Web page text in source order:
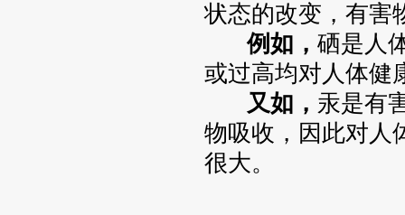
状态的改变，有害
例如， 硒是人
或过高均对人体健
又如， 汞是有
物吸收，因此对人
很大。